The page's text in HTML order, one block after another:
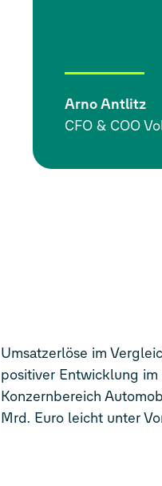
Arno Antlitz
CFO & COO
Umsatzerlöse im
positiver Entwicklung
Konzernbereich
Mrd. Euro leicht unter